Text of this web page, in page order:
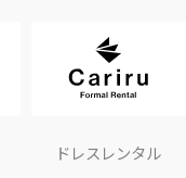
ドレスレンタル